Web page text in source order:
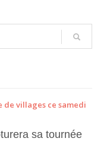
de villages ce samedi
sa tournée